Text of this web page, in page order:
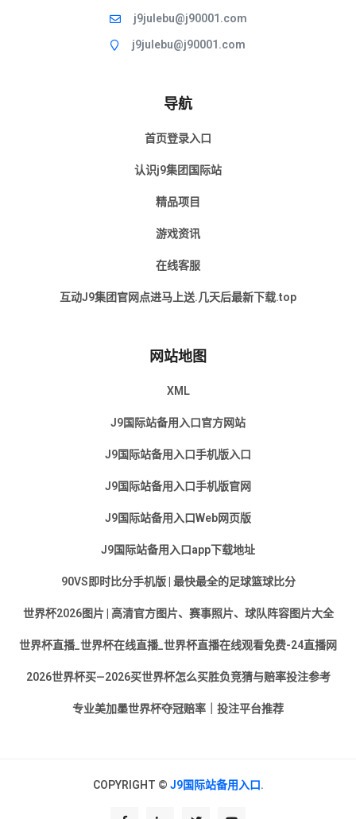
j9julebu@j90001.com
j9julebu@j90001.com
导航
首页登录入口
认识j9集团国际站
精品项目
游戏资讯
在线客服
互动J9集团官网点进马上送.几天后最新下载.top
网站地图
XML
J9国际站备用入口官方网站
J9国际站备用入口手机版入口
J9国际站备用入口手机版官网
J9国际站备用入口Web网页版
J9国际站备用入口app下载地址
90VS即时比分手机版 | 最快最全的足球篮球比分
世界杯2026图片 | 高清官方图片、赛事照片、球队阵容图片大全
世界杯直播_世界杯在线直播_世界杯直播在线观看免费-24直播网
2026世界杯买—2026买世界杯怎么买胜负竞猜与赔率投注参考
专业美加墨世界杯夺冠赔率｜投注平台推荐
COPYRIGHT © J9国际站备用入口.